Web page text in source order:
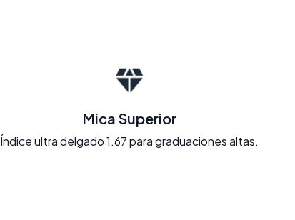
Mica Superior
Índice ultra delgado 1.67 para graduaciones altas.